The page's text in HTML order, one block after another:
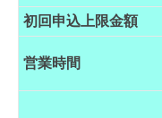
初回申込上限金額
営業時間